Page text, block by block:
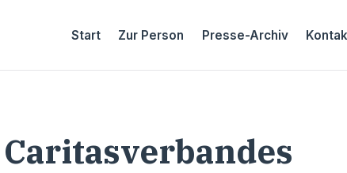
Start Zur Person Presse-Archiv